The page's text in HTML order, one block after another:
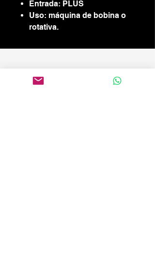
Entrada: PLUS
Uso: máquina de bobina o
rotativa.